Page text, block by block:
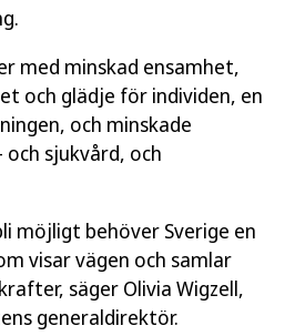
med minskad ensamhet,
och glädje för individen, en
och minskade
sjukvård, och
möjligt behöver Sverige en
visar vägen och samlar
säger Olivia Wigzell,
generaldirektör.